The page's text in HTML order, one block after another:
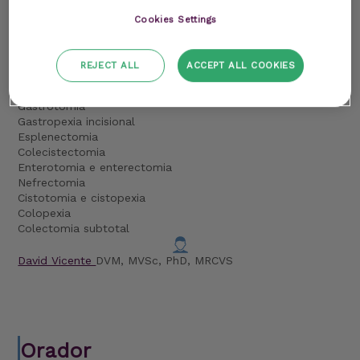
Por confirmar
Gastrotomia
Gastropexia incisional
Esplenectomia
Colecistectomia
Enterotomia e enterectomia
Nefrectomia
Cistotomia e cistopexia
Colopexia
Colectomia subtotal
David Vicente DVM, MVSc, PhD, MRCVS
Orador
Cookies Settings
REJECT ALL ACCEPT ALL COOKIES